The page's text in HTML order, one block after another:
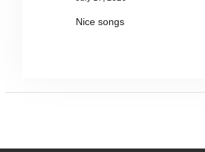
Nice songs